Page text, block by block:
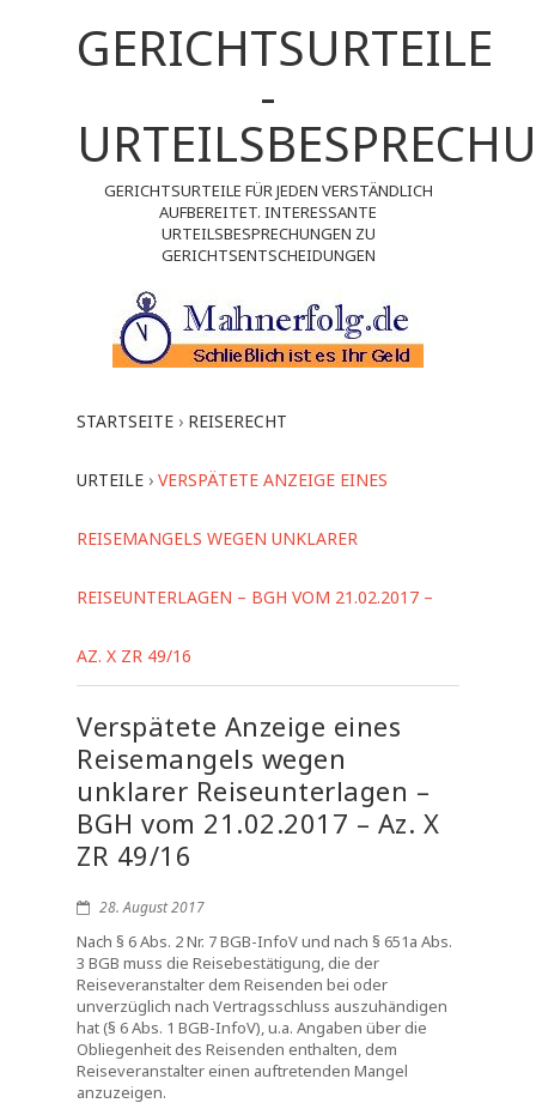
GERICHTSURTEILE
-
GERICHTSURTEILE FÜR JEDEN VERSTÄNDLICH
AUFBEREITET. INTERESSANTE
URTEILSBESPRECHUNGEN ZU
GERICHTSENTSCHEIDUNGEN
STARTSEITE › REISERECHT
URTEILE › VERSPÄTETE ANZEIGE EINES
REISEMANGELS WEGEN UNKLARER
REISEUNTERLAGEN – BGH VOM 21.02.2017 –
AZ. X ZR 49/16
Verspätete Anzeige eines
Reisemangels wegen
unklarer Reiseunterlagen –
BGH vom 21.02.2017 – Az. X
ZR 49/16
28. August 2017
Nach § 6 Abs. 2 Nr. 7 BGB-InfoV und nach § 651a Abs.
3 BGB muss die Reisebestätigung, die der
Reiseveranstalter dem Reisenden bei oder
unverzüglich nach Vertragsschluss auszuhändigen
hat (§ 6 Abs. 1 BGB-InfoV), u.a. Angaben über die
Obliegenheit des Reisenden enthalten, dem
Reiseveranstalter einen auftretenden Mangel
anzuzeigen.